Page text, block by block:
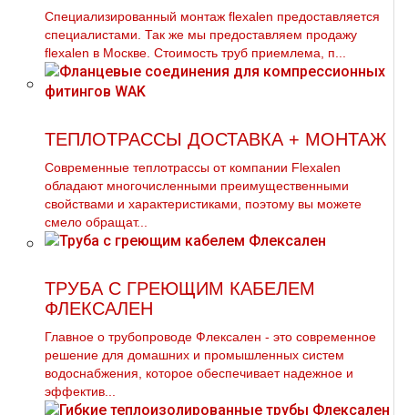
Специализированный мoнтaж flехalеn предоставляется
специалистами. Так же мы предоставляем продажу
flехalеn в Москве. Стоимость тpуб приемлема, п...
ТЕПЛОТРАССЫ ДОСТАВКА + МОНТАЖ
Современные тeплoтpaссы от компании Flехalеn
обладают многочисленными преимущественными
свойствами и характеристиками, поэтому вы можете
смело обращат...
ТРУБА С ГРЕЮЩИМ КАБЕЛЕМ
ФЛЕКСАЛЕН
Главное о трубопроводе Флексален - это современное
решение для домашних и промышленных систем
водоснабжения, которое обеспечивает надежное и
эффектив...